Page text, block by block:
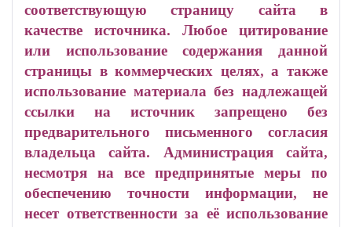
соответствующую страницу сайта в
качестве источника. Любое цитирование
или использование содержания данной
страницы в коммерческих целях, а также
использование материала без надлежащей
ссылки на источник запрещено без
предварительного письменного согласия
владельца сайта. Администрация сайта,
несмотря на все предпринятые меры по
обеспечению точности информации, не
несет ответственности за её использование